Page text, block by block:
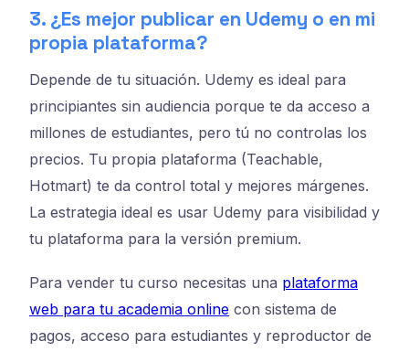
3. ¿Es mejor publicar en Udemy o en mi
propia plataforma?
Depende de tu situación. Udemy es ideal para
principiantes sin audiencia porque te da acceso a
millones de estudiantes, pero tú no controlas los
precios. Tu propia plataforma (Teachable,
Hotmart) te da control total y mejores márgenes.
La estrategia ideal es usar Udemy para visibilidad y
tu plataforma para la versión premium.
Para vender tu curso necesitas una plataforma
web para tu academia online con sistema de
pagos, acceso para estudiantes y reproductor de